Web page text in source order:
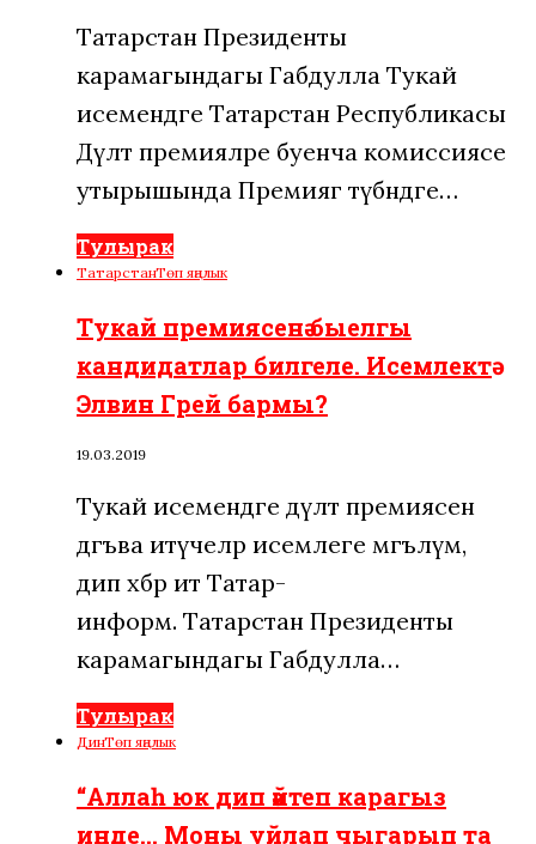
Татарстан Президенты
карамагындагы Габдулла Тукай
исемендәге Татарстан Республикасы
Дәүләт премияләре буенча комиссиясе
утырышында Премиягә түбәндәге…
Тулырак
ТатарстанТөп яңалык
Тукай премиясенә быелгы
кандидатлар билгеле. Исемлектә
Элвин Грей бармы?
19.03.2019
Тукай исемендәге дәүләт премиясенә
дәгъва итүчеләр исемлеге мәгълүм,
дип хәбәр итә Татар-
информ. Татарстан Президенты
карамагындагы Габдулла…
Тулырак
ДинТөп яңалык
“Аллаһ юк дип әйтеп карагыз
инде… Моны уйлап чыгарып та